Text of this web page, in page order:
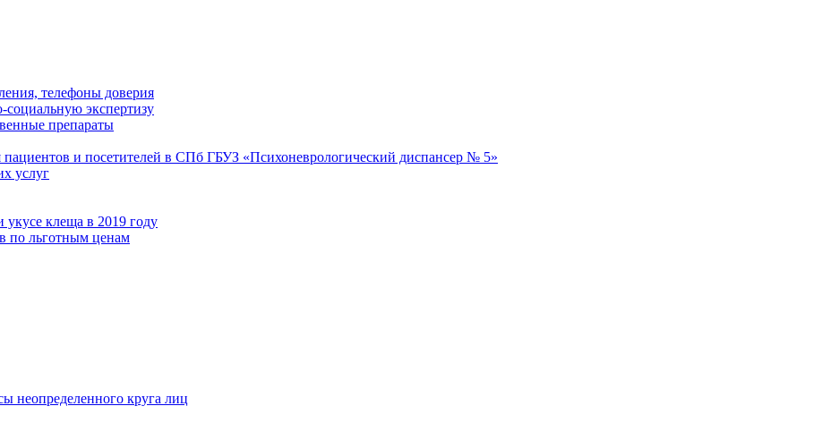
телефоны доверия
экспертизу
препараты
пациентов и посетителей в СПб ГБУЗ «Психоневрологический диспансер № 5»
услуг
клеща в 2019 году
по льготным ценам
неопределенного круга лиц